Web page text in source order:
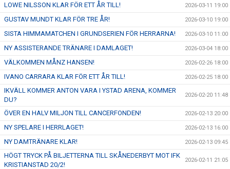
LOWE NILSSON KLAR FÖR ETT ÅR TILL! 2026-03-11 19:00
GUSTAV MUNDT KLAR FÖR TRE ÅR! 2026-03-10 19:00
SISTA HIMMAMATCHEN I GRUNDSERIEN FÖR HERRARNA! 2026-03-10 11:00
NY ASSISTERANDE TRÄNARE I DAMLAGET! 2026-03-04 18:00
VÄLKOMMEN MÅNZ HANSEN! 2026-02-26 18:00
IVANO CARRARA KLAR FÖR ETT ÅR TILL! 2026-02-25 18:00
IKVÄLL KOMMER ANTON VARA I YSTAD ARENA, KOMMER
DU?
2026-02-20 11:48
ÖVER EN HALV MILJON TILL CANCERFONDEN! 2026-02-13 20:00
NY SPELARE I HERRLAGET! 2026-02-13 16:00
NY DAMTRÄNARE KLAR! 2026-02-13 09:45
HÖGT TRYCK PÅ BILJETTERNA TILL SKÅNEDERBYT MOT IFK
KRISTIANSTAD 20/2!
2026-02-11 21:05